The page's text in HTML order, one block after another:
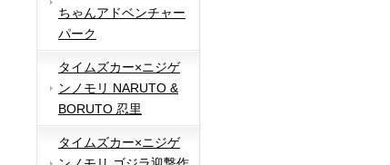
ちゃんアドベンチャー
パーク
タイムズカー×ニジゲ
ンノモリ NARUTO &
BORUTO 忍里
タイムズカー×ニジゲ